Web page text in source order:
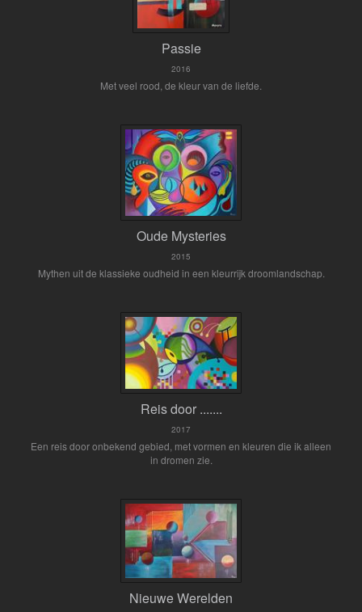
Passie
2016
Met veel rood, de kleur van de liefde.
Oude Mysteries
2015
Mythen uit de klassieke oudheid in een kleurrijk droomlandschap.
Reis door .......
2017
Een reis door onbekend gebied, met vormen en kleuren die ik alleen
in dromen zie.
Nieuwe Werelden